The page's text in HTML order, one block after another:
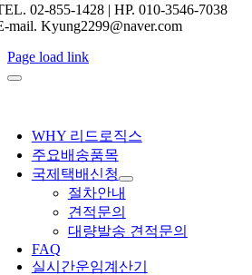
02-855-1428 | HP. 010-3546-7038
mail. Kyung2299@naver.com
Page load link
WHY 리드로직스
주요배송품목
국제택배신청
절차안내
견적문의
대량발송 견적문의
FAQ
실시간운임계산기